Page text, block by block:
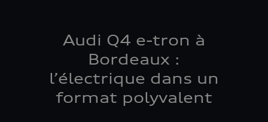
Audi Q4 e-tron à
Bordeaux :
l’électrique dans un
format polyvalent